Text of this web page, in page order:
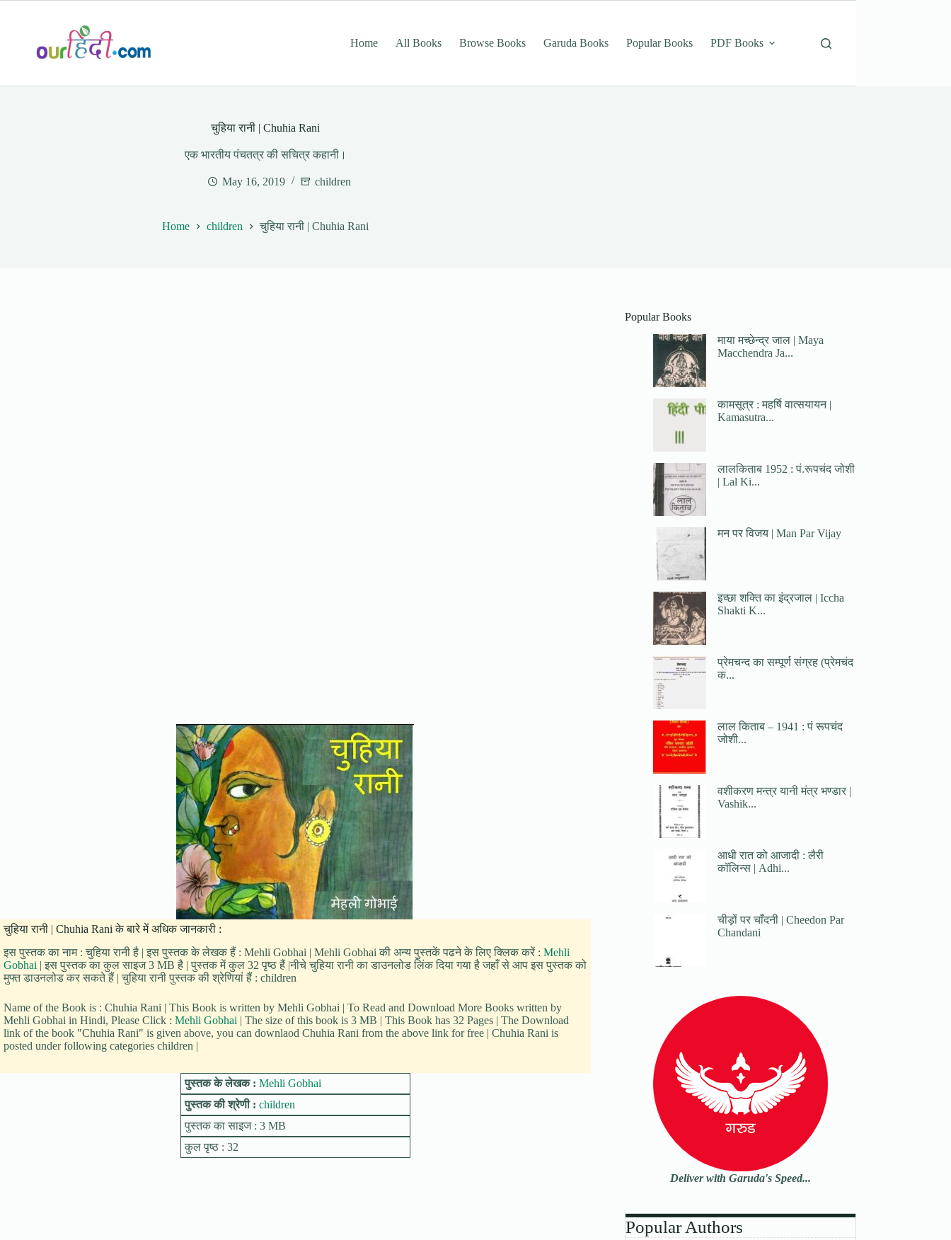
Home
All Books Browse Books Garuda Books Popular Books PDF Books
चुहिया रानी | Chuhia Rani
एक भारतीय पंचतत्र की सचित्र कहानी।
May 16, 2019 children
Home children चुहिया रानी | Chuhia Rani
चुहिया रानी | Chuhia Rani के बारे में अधिक जानकारी :
इस पुस्तक का नाम : चुहिया रानी है | इस पुस्तक के लेखक हैं : Mehli Gobhai | Mehli Gobhai की अन्य पुस्तकें पढने के लिए क्लिक करें : Mehli
Gobhai | इस पुस्तक का कुल साइज 3 MB है | पुस्तक में कुल 32 पृष्ठ हैं |नीचे चुहिया रानी का डाउनलोड लिंक दिया गया है जहाँ से आप इस पुस्तक को
मुफ्त डाउनलोड कर सकते हैं | चुहिया रानी पुस्तक की श्रेणियां हैं : children
Name of the Book is : Chuhia Rani | This Book is written by Mehli Gobhai | To Read and Download More Books written by
Mehli Gobhai in Hindi, Please Click : Mehli Gobhai | The size of this book is 3 MB | This Book has 32 Pages | The Download
link of the book "Chuhia Rani" is given above, you can downlaod Chuhia Rani from the above link for free | Chuhia Rani is
posted under following categories children |
पुस्तक के लेखक : Mehli Gobhai
पुस्तक की श्रेणी : children
पुस्तक का साइज : 3 MB
कुल पृष्ठ : 32
Popular Books
माया मच्छेन्द्र जाल | Maya
Macchendra Ja...
कामसूत्र : महर्षि वात्सयायन |
Kamasutra...
लालकिताब 1952 : पं.रूपचंद जोशी
| Lal Ki...
मन पर विजय | Man Par Vijay
इच्छा शक्ति का इंद्रजाल | Iccha
Shakti K...
प्रेमचन्द का सम्पूर्ण संग्रह (प्रेमचंद
क...
लाल किताब – 1941 : पं रूपचंद
जोशी...
वशीकरण मन्त्र यानी मंत्र भण्डार |
Vashik...
आधी रात को आजादी : लैरी
कॉलिन्स | Adhi...
चीड़ों पर चाँदनी | Cheedon Par
Chandani
Deliver with Garuda's Speed...
Popular Authors